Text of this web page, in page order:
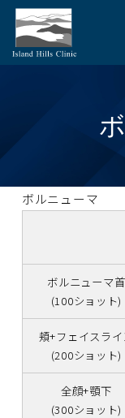
ボルニューマ
ボルニューマ首
(100ショット)
頬+フェイスライ
(200ショット)
全顔+顎下
(300ショット)